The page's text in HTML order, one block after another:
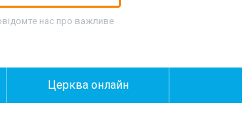
нас про важливе
Церква онлайн